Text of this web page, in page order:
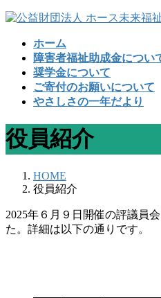
コ
ッ
プ
ナ
移
動
ホーム
障害者福祉助成金につい
奨学金について
ご寄付のお願いについて
やさしさの一年だより
役員紹介
HOME
役員紹介
2025年６月９日開催の評議員
た。詳細は以下の通りです。